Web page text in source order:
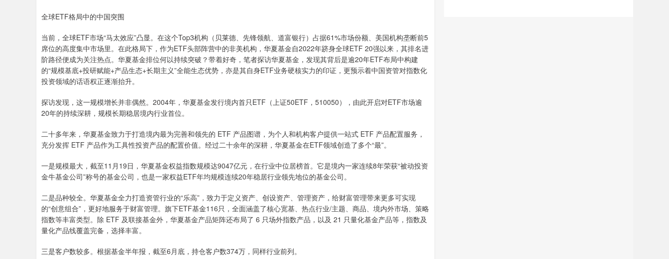
全球ETF格局中的中国突围
当前，全球ETF市场“马太效应”凸显。在这个Top3机构（贝莱德、先锋领航、道富银行）占据61%市场份额、美国机构垄断前5
席位的高度集中市场里。在此格局下，作为ETF头部阵营中的非美机构，华夏基金自2022年跻身全球ETF 20强以来，其排名进
阶路径便成为关注热点。华夏基金排位何以持续突破？带着好奇，笔者探访华夏基金，发现其背后是逾20年ETF布局中构建
的“规模基底+投研赋能+产品生态+长期主义”全能生态优势，亦是其自身ETF业务硬核实力的印证，更预示着中国资管对指数化
投资领域的话语权正逐渐抬升。
探访发现，这一规模增长并非偶然。2004年，华夏基金发行境内首只ETF（上证50ETF，510050），由此开启对ETF市场逾
20年的持续深耕，规模长期稳居境内行业首位。
二十多年来，华夏基金致力于打造境内最为完善和领先的 ETF 产品图谱，为个人和机构客户提供一站式 ETF 产品配置服务，
充分发挥 ETF 产品作为工具性投资产品的配置价值。经过二十余年的深耕，华夏基金在ETF领域创造了多个“最”。
一是规模最大，截至11月19日，华夏基金权益指数规模达9047亿元，在行业中位居榜首。它是境内一家连续8年荣获“被动投资
金牛基金公司”称号的基金公司，也是一家权益ETF年均规模连续20年稳居行业领先地位的基金公司。
二是品种较全。华夏基金全力打造资管行业的“乐高”，致力于定义资产、创设资产、管理资产，给财富管理带来更多可实现
的“创意组合”，更好地服务于财富管理。旗下ETF基金116只，全面涵盖了核心宽基、热点行业/主题、商品、境内外市场、策略
指数等丰富类型。除 ETF 及联接基金外，华夏基金产品矩阵还布局了 6 只场外指数产品，以及 21 只量化基金产品等，指数及
量化产品线覆盖完备，选择丰富。
三是客户数较多。根据基金半年报，截至6月底，持仓客户数374万，同样行业前列。